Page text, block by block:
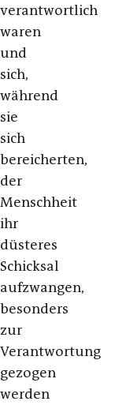
verantwortlich
waren
und
sich,
während
sie
sich
bereicherten,
der
Menschheit
ihr
düsteres
Schicksal
aufzwangen,
besonders
zur
Verantwortung
gezogen
werden